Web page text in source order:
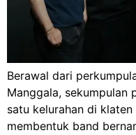
Berawal dari
Manggala, sekumpulan
satu kelurahan di
membentuk band